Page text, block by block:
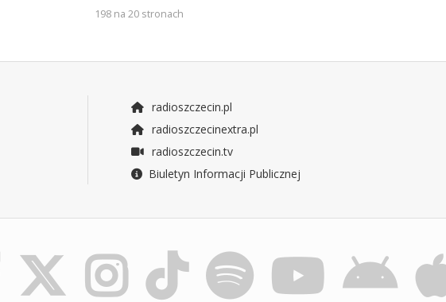
198 na 20 stronach
radioszczecin.pl
radioszczecinextra.pl
radioszczecin.tv
Biuletyn Informacji Publicznej